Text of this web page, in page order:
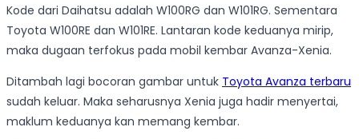
Kode dari Daihatsu adalah W100RG dan W101RG. Sementara
Toyota W100RE dan W101RE. Lantaran kode keduanya mirip,
maka dugaan terfokus pada mobil kembar Avanza-Xenia.
Ditambah lagi bocoran gambar untuk Toyota Avanza terbaru
sudah keluar. Maka seharusnya Xenia juga hadir menyertai,
maklum keduanya kan memang kembar.